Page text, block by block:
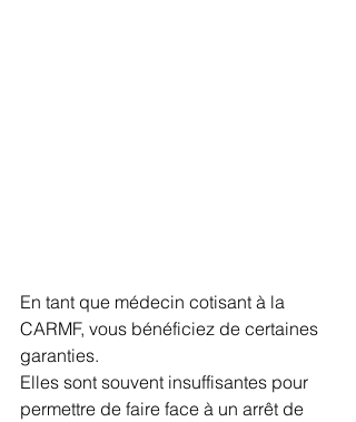
En tant que médecin cotisant à la
CARMF, vous bénéficiez de certaines
garanties.
Elles sont souvent insuffisantes pour
permettre de faire face à un arrêt de